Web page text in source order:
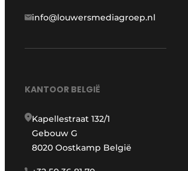
info@louwersmediagroep.nl
KANTOOR BELGIË
Kapellestraat 132/1
Gebouw G
8020 Oostkamp België